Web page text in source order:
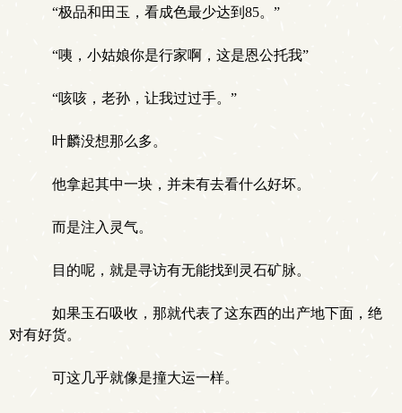
“极品和田玉，看成色最少达到85。”
“咦，小姑娘你是行家啊，这是恩公托我”
“咳咳，老孙，让我过过手。”
叶麟没想那么多。
他拿起其中一块，并未有去看什么好坏。
而是注入灵气。
目的呢，就是寻访有无能找到灵石矿脉。
如果玉石吸收，那就代表了这东西的出产地下面，绝
对有好货。
可这几乎就像是撞大运一样。